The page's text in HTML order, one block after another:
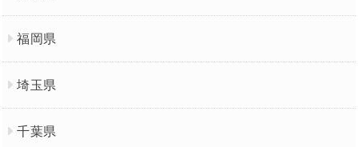
福岡県
埼玉県
千葉県